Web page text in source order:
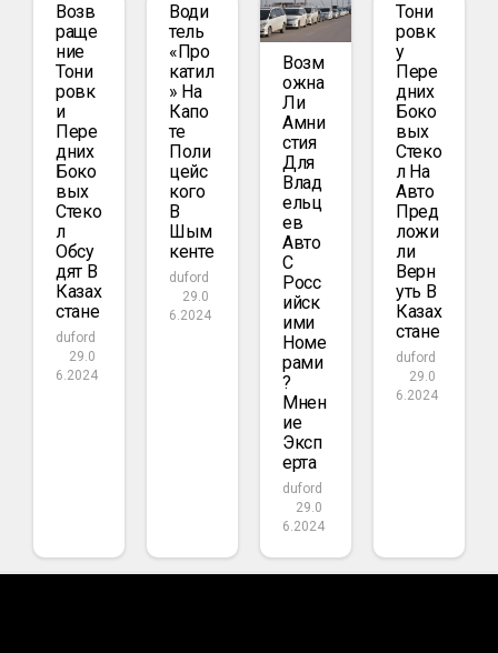
Возв
Раще
Ние
Тони
Ровк
И
Пере
Дних
Боко
Вых
Стеко
Л
Обсу
Дят В
Казах
Стане
duford
29.0
6.2024
Води
Тель
«про
Катил
» На
Капо
Те
Поли
Цейс
Кого
В
Шым
Кенте
duford
29.0
6.2024
Возм
Ожна
Ли
Амни
Стия
Для
Влад
Ельц
Ев
Авто
С
Росс
Ийск
Ими
Номе
Рами
?
Мнен
Ие
Эксп
Ерта
duford
29.0
6.2024
Тони
Ровк
У
Пере
Дних
Боко
Вых
Стеко
Л На
Авто
Пред
Ложи
Ли
Верн
Уть В
Казах
Стане
duford
29.0
6.2024